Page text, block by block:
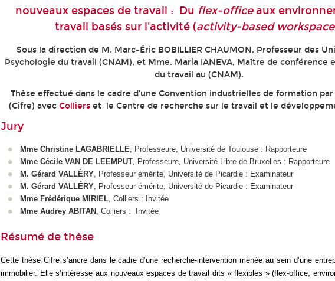
nouveaux espaces de travail : Du flex-officeaux
travail basés sur l'activité (activity-based
Sous la direction de M. Marc-Éric BOBILLIER CHAUMON, Professeur des
Psychologie du travail (CNAM), et Mme. Maria IANEVA, Maître de conférence
du travail au (CNAM).
Thèse effectué dans le cadre d'une Convention industrielles de formation
(Cifre) avecColliers et le Centre de recherche sur le travail et le
Jury
Mme Christine LAGABRIELLE, Professeure, Université de Toulouse : Rapporteure
Mme Cécile VAN DE LEEMPUT, Professeure, Université Libre de Bruxelles : Rapporteure
M. Gérard VALLÉRY, Professeur émérite, Université de Picardie : Examinateur
M. Gérard VALLÉRY, Professeur émérite, Université de Picardie : Examinateur
Mme Frédérique MIRIEL, Colliers : Invitée
Mme Audrey ABITAN , Colliers : Invitée
Résumé de thèse
Cette thèse Cifre s’ancre dans le cadre d’une recherche-intervention menée au sein d’une
immobilier. Elle s’intéresse aux nouveaux espaces de travail dits « flexibles » (flex-office,